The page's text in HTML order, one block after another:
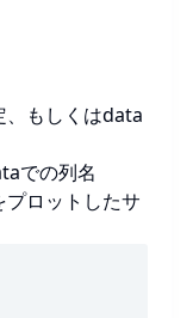
、もしくはdata
での列名
ロットしたサ